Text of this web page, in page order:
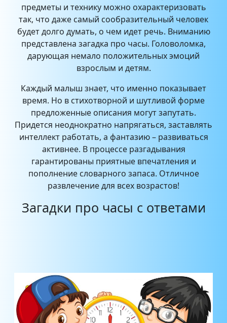
сиденье авто?
предметы и технику можно охарактеризовать
так, что даже самый сообразительный человек
будет долго думать, о чем идет речь. Вниманию
представлена загадка про часы. Головоломка,
дарующая немало положительных эмоций
взрослым и детям.
Каждый малыш знает, что именно показывает
время. Но в стихотворной и шутливой форме
предложенные описания могут запутать.
Придется неоднократно напрягаться, заставлять
интеллект работать, а фантазию – развиваться
активнее. В процессе разгадывания
гарантированы приятные впечатления и
пополнение словарного запаса. Отличное
развлечение для всех возрастов!
Загадки про часы с ответами